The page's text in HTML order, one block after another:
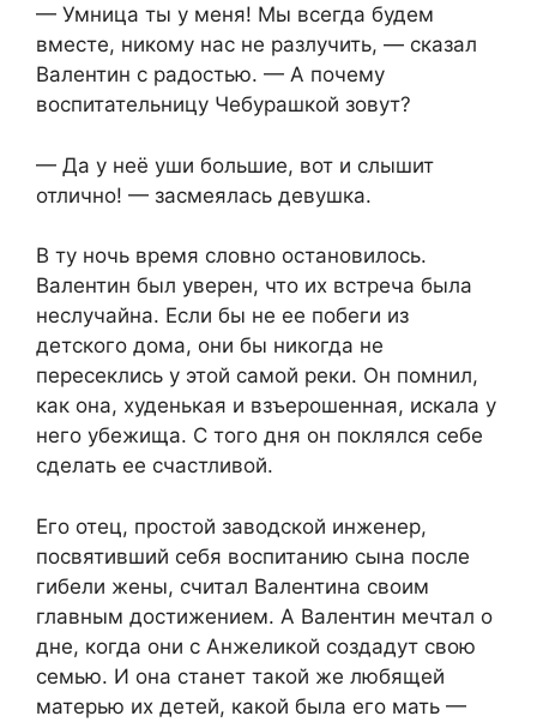
— Умница ты у меня! Мы всегда будем
вместе, никому нас не разлучить, — сказал
Валентин с радостью. — А почему
воспитательницу Чебурашкой зовут?
— Да у неё уши большие, вот и слышит
отлично! — засмеялась девушка.
В ту ночь время словно остановилось.
Валентин был уверен, что их встреча была
неслучайна. Если бы не ее побеги из
детского дома, они бы никогда не
пересеклись у этой самой реки. Он помнил,
как она, худенькая и взъерошенная, искала у
него убежища. С того дня он поклялся себе
сделать ее счастливой.
Его отец, простой заводской инженер,
посвятивший себя воспитанию сына после
гибели жены, считал Валентина своим
главным достижением. А Валентин мечтал о
дне, когда они с Анжеликой создадут свою
семью. И она станет такой же любящей
матерью их детей, какой была его мать —